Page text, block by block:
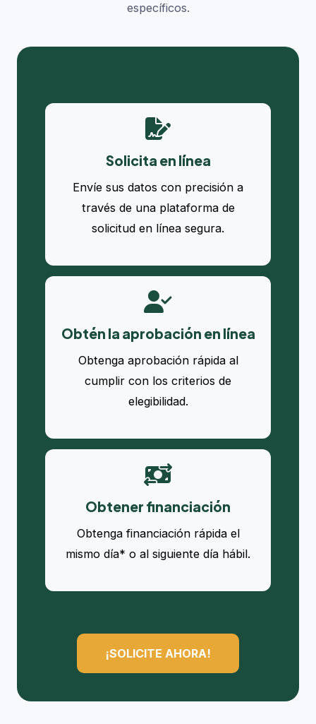
específicos.
Solicita en línea
Envíe sus datos con precisión a
través de una plataforma de
solicitud en línea segura.
Obtén la aprobación en línea
Obtenga aprobación rápida al
cumplir con los criterios de
elegibilidad.
Obtener financiación
Obtenga financiación rápida el
mismo día* o al siguiente día hábil.
¡SOLICITE AHORA!